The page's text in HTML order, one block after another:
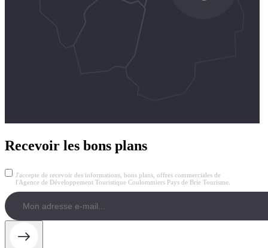
Recevoir les bons plans
J'accepte de recevoir des informations, bons plans, offres commerciales de
l'Agence de Développement Touristique Coulommiers Pays de Brie Tourisme.